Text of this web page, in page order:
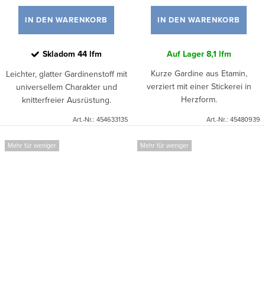
IN DEN WARENKORB
Skladom 44 lfm
Leichter, glatter Gardinenstoff mit
universellem Charakter und
knitterfreier Ausrüstung.
Art.-Nr.: 45463313S
IN DEN WARENKORB
Auf Lager8,1 lfm
Kurze Gardine aus Etamin,
verziert mit einer Stickerei in
Herzform.
Art.-Nr.: 45480939
Mehr für weniger Mehr für weniger